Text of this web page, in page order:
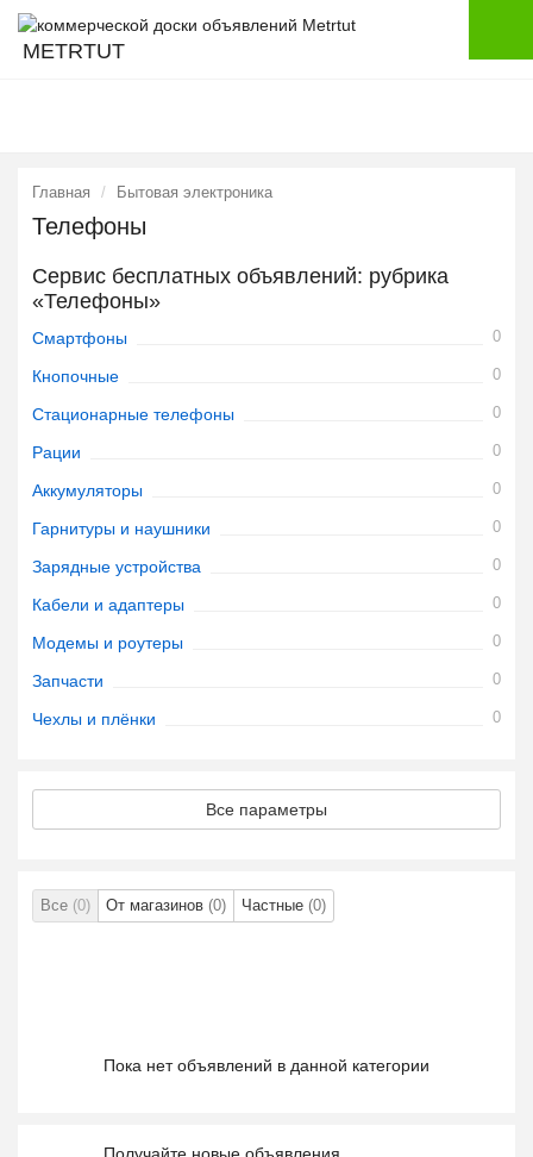
METRTUT
Главная Бытовая электроника
Телефоны
Сервис бесплатных объявлений: рубрика
«Телефоны»
Смартфоны 0
Кнопочные 0
Стационарные телефоны 0
Рации 0
Аккумуляторы 0
Гарнитуры и наушники 0
Зарядные устройства 0
Кабели и адаптеры 0
Модемы и роутеры 0
Запчасти 0
Чехлы и плёнки 0
Все параметры
Все (0) От магазинов (0) Частные (0)
Пока нет объявлений в данной категории